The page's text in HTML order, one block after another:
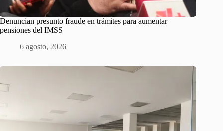
Denuncian presunto fraude en trámites para aumentar
pensiones del IMSS
6 agosto, 2026